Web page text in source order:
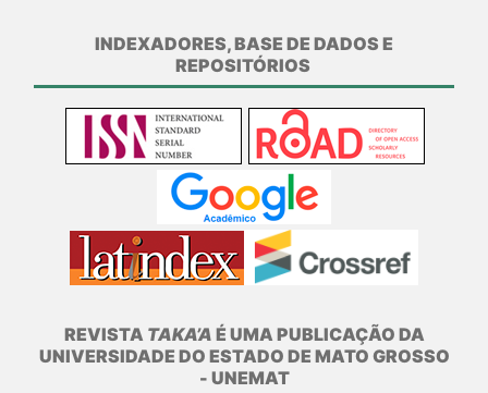
INDEXADORES, BASE DE DADOS E
REPOSITÓRIOS
REVISTA TAKA’A É UMA PUBLICAÇÃO DA
UNIVERSIDADE DO ESTADO DE MATO GROSSO
- UNEMAT